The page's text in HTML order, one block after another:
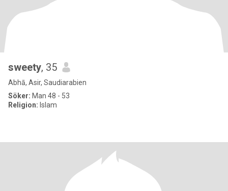
sweety, 35
Abhā, Asir, Saudiarabien
Söker: Man 48 - 53
Religion: Islam